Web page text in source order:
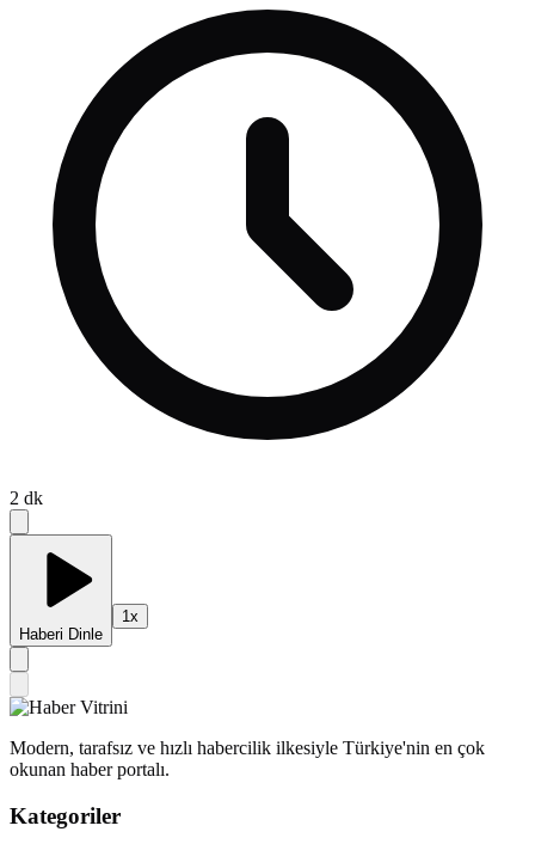
2 dk
Haberi Dinle
1x
Modern, tarafsız ve hızlı habercilik ilkesiyle Türkiye'nin en çok
okunan haber portalı.
Kategoriler